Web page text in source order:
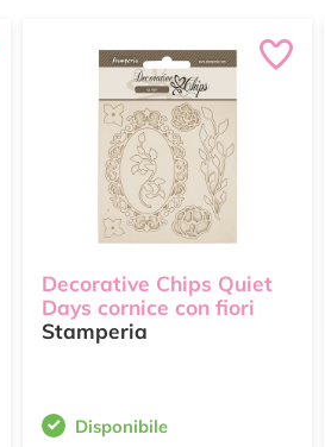
Decorative Chips Quiet
Days cornice con fiori
Stamperia
Disponibile